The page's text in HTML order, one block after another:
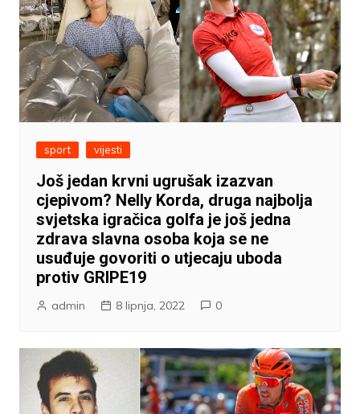
sport vijesti
Još jedan krvni ugrušak izazvan
cjepivom? Nelly Korda, druga najbolja
svjetska igračica golfa je još jedna
zdrava slavna osoba koja se ne
usuđuje govoriti o utjecaju uboda
protiv GRIPE19
admin 8 lipnja, 2022 0